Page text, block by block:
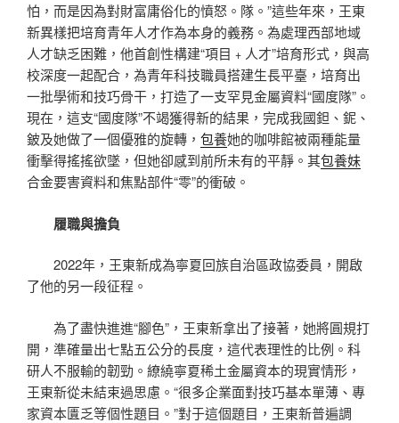
怕，而是因為對財富庸俗化的憤怒。隊。”這些年來，王東
新異樣把培育青年人才作為本身的義務。為處理西部地域
人才缺乏困難，他首創性構建“項目﹢人才”培育形式，與高
校深度一起配合，為青年科技職員搭建生長平臺，培育出
一批學術和技巧骨干，打造了一支罕見金屬資料“國度隊”。
現在，這支“國度隊”不竭獲得新的結果，完成我國鉭、鈮、
鈹及她做了一個優雅的旋轉， 包養她的咖啡館被兩種能量
衝擊得搖搖欲墜，但她卻感到前所未有的平靜。其包養妹
合金要害資料和焦點部件“零”的衝破。
履職與擔負
2022年，王東新成為寧夏回族自治區政協委員，開啟
了他的另一段征程。
為了盡快進進“腳色”，王東新拿出了接著，她將圓規打
開，準確量出七點五公分的長度，這代表理性的比例。科
研人不服輸的韌勁。繚繞寧夏稀土金屬資本的現實情形，
王東新從未結束過思慮。“很多企業面對技巧基本單薄、專
家資本匱乏等個性題目。”對于這個題目，王東新普遍調